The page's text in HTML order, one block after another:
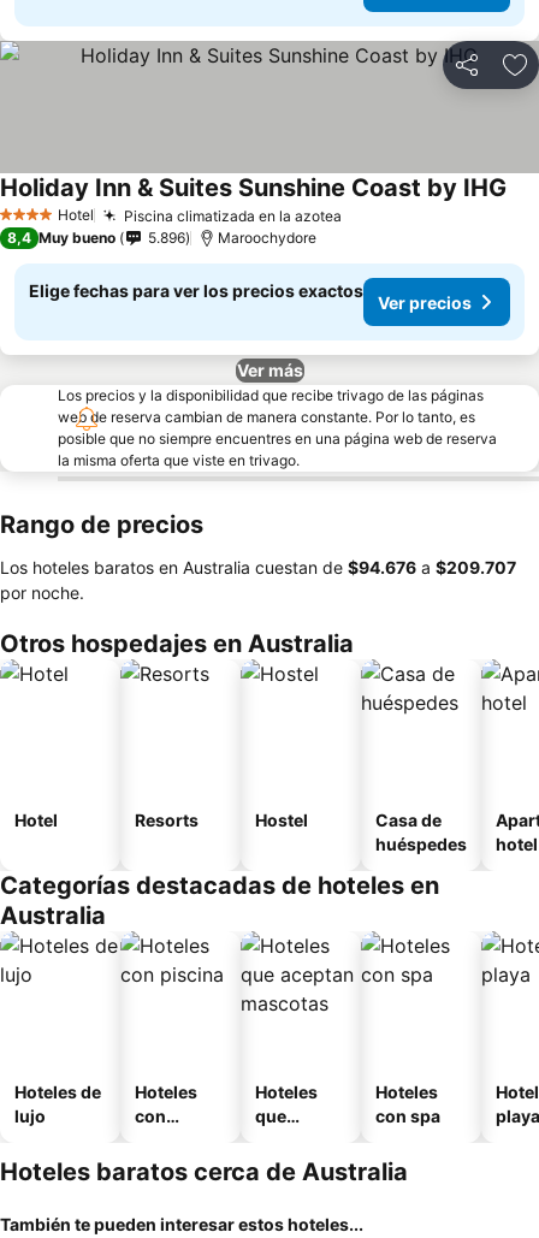
Compartir
4 EstrellasHotel Piscina climatizada en la azotea
Holiday Inn & Suites Sunshine Coast by IHG
8,4 Muy bueno 5.896 Maroochydore
Elige fechas para ver los precios exactos
Ver precios
Ver más
Los precios y la disponibilidad que recibe trivago de las páginas
web de reserva cambian de manera constante. Por lo tanto, es
posible que no siempre encuentres en una página web de reserva
la misma oferta que viste en trivago.
Rango de precios
Los hoteles baratos en Australia cuestan de ‎$94.676 a ‎$209.707
por noche.
Otros hospedajes en Australia
Hotel Resorts Hostel
Casa de
huéspedes
hotel
Categorías destacadas de hoteles en
Australia
Hoteles de
lujo
Hoteles
con
Hoteles
que
mascotas
Hoteles
con spa
playa
Hoteles baratos cerca de Australia
También te pueden interesar estos hoteles...